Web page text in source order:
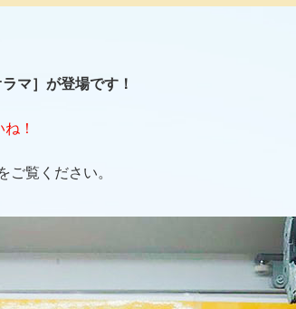
マ］が登場です！
！
ご覧ください。